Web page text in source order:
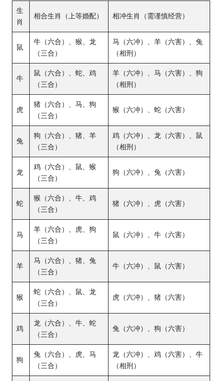
生
肖
相合生肖（上等婚配） 相冲生肖（需谨慎经营）
鼠
牛（六合）、猴、龙
（三合）
马（六冲）、羊（六害）、兔
（相刑）
牛
鼠（六合）、蛇、鸡
（三合）
羊（六冲）、马（六害）、狗
（相刑）
虎
猪（六合）、马、狗
（三合）
猴（六冲）、蛇（六害）
兔
狗（六合）、猪、羊
（三合）
鸡（六冲）、龙（六害）、鼠
（相刑）
龙
鸡（六合）、鼠、猴
（三合）
狗（六冲）、兔（六害）
蛇
猴（六合）、牛、鸡
（三合）
猪（六冲）、虎（六害）
马
羊（六合）、虎、狗
（三合）
鼠（六冲）、牛（六害）
羊
马（六合）、猪、兔
（三合）
牛（六冲）、鼠（六害）
猴
蛇（六合）、鼠、龙
（三合）
虎（六冲）、猪（六害）
鸡
龙（六合）、牛、蛇
（三合）
兔（六冲）、狗（六害）
狗
兔（六合）、虎、马
（三合）
龙（六冲）、鸡（六害）、牛
（相刑）